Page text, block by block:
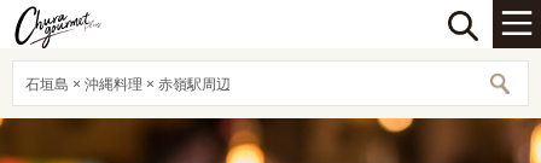
石垣島 × 沖縄料理 × 赤嶺駅周辺